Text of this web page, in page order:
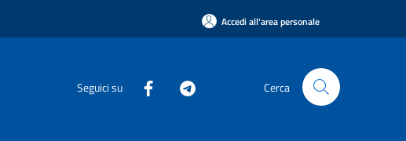
Accedi all'area personale
Seguici su Cerca